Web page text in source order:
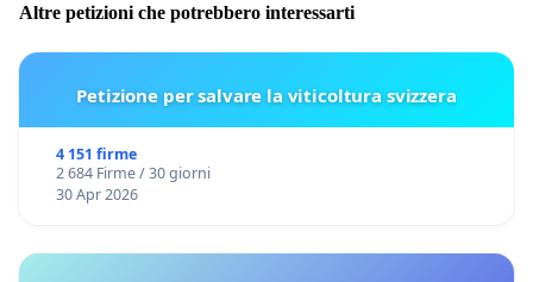
Altre petizioni che potrebbero interessarti
Petizione per salvare la viticoltura svizzera
4 151 firme
2 684 Firme / 30 giorni
30 Apr 2026